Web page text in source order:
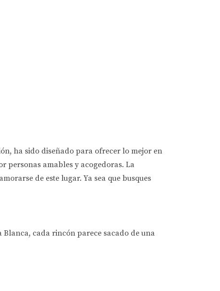
ha sido diseñado para ofrecer lo mejor en
personas amables y acogedoras. La
de este lugar. Ya sea que busques
Blanca, cada rincón parece sacado de una